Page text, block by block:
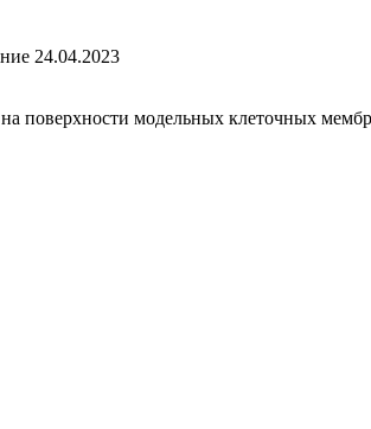
24.04.2023
поверхности модельных клеточных